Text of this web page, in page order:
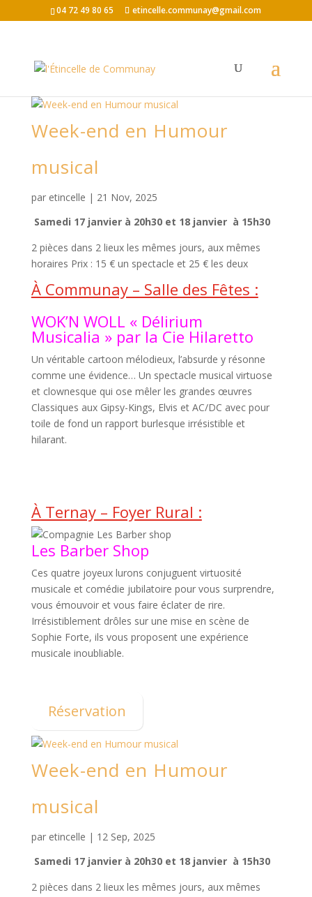
04 72 49 80 65 etincelle.communay@gmail.com
Week-end en Humour
musical
par etincelle | 21 Nov, 2025
Samedi 17 janvier à 20h30 et 18 janvier à 15h30
2 pièces dans 2 lieux les mêmes jours, aux mêmes
horaires Prix : 15 € un spectacle et 25 € les deux
À Communay – Salle des Fêtes :
WOK’N WOLL « Délirium
Musicalia » par la Cie Hilaretto
Un véritable cartoon mélodieux, l’absurde y résonne
comme une évidence… Un spectacle musical virtuose
et clownesque qui ose mêler les grandes œuvres
Classiques aux Gipsy-Kings, Elvis et AC/DC avec pour
toile de fond un rapport burlesque irrésistible et
hilarant.
À Ternay – Foyer Rural :
Les Barber Shop
Ces quatre joyeux lurons conjuguent virtuosité
musicale et comédie jubilatoire pour vous surprendre,
vous émouvoir et vous faire éclater de rire.
Irrésistiblement drôles sur une mise en scène de
Sophie Forte, ils vous proposent une expérience
musicale inoubliable.
Réservation
Week-end en Humour
musical
par etincelle | 12 Sep, 2025
Samedi 17 janvier à 20h30 et 18 janvier à 15h30
2 pièces dans 2 lieux les mêmes jours, aux mêmes